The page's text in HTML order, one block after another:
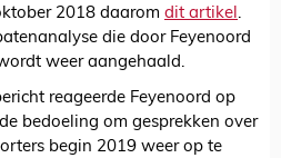
2018 daarom dit artikel.
die door Feyenoord
weer aangehaald.
reageerde Feyenoord op
bedoeling om gesprekken over
begin 2019 weer op te